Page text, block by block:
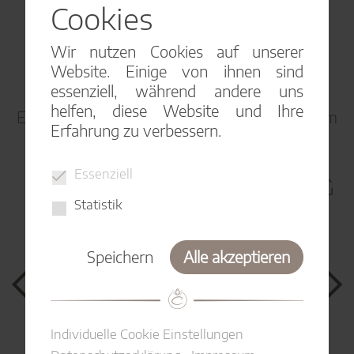
Mal ehrlich, es ist doch das schönste für uns
Frauen ...mehr anzeigen
Entdecken Sie diesen Schmuck jetzt in unserem
Shop auf Etsy!
Previous
Cookies
Wir nutzen Cookies auf unserer
Website. Einige von ihnen sind
essenziell, während andere uns
helfen, diese Website und Ihre
Erfahrung zu verbessern.
Essenziell
Statistik
Speichern Alle akzeptieren
Individuelle Cookie Einstellungen